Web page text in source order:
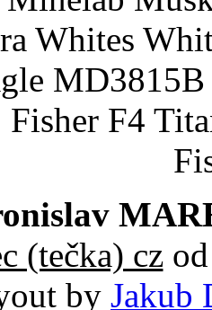
Whites
Fisher F4
(tečka) czod
by Jakub